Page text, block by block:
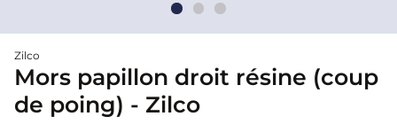
Zilco
Mors papillon droit résine (coup
de poing) - Zilco